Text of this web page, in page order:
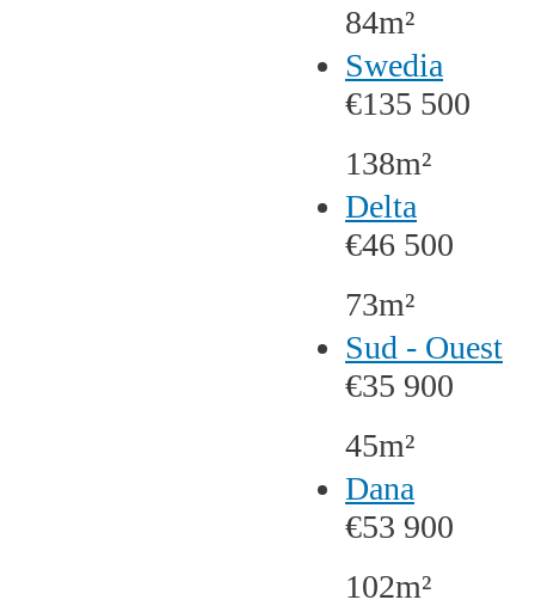
84m²
Swedia
€135 500
138m²
Delta
€46 500
73m²
Sud - Ouest
€35 900
45m²
Dana
€53 900
102m²